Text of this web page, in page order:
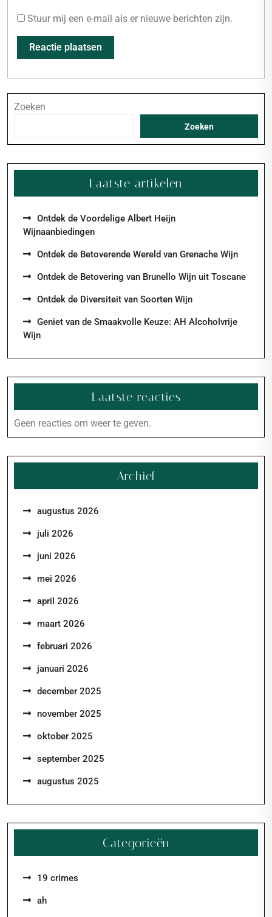
Stuur mij een e-mail als er nieuwe berichten zijn.
Zoeken
Zoeken
Laatste artikelen
Ontdek de Voordelige Albert Heijn
Wijnaanbiedingen
Ontdek de Betoverende Wereld van Grenache Wijn
Ontdek de Betovering van Brunello Wijn uit Toscane
Ontdek de Diversiteit van Soorten Wijn
Geniet van de Smaakvolle Keuze: AH Alcoholvrije
Wijn
Laatste reacties
Geen reacties om weer te geven.
Archief
augustus 2026
juli 2026
juni 2026
mei 2026
april 2026
maart 2026
februari 2026
januari 2026
december 2025
november 2025
oktober 2025
september 2025
augustus 2025
Categorieën
19 crimes
ah